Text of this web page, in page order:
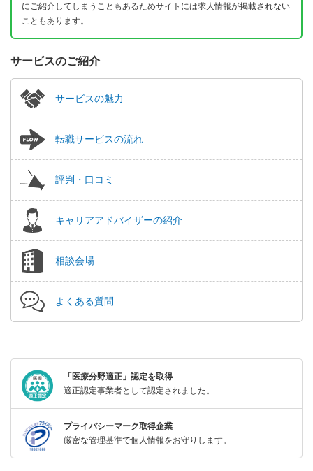
にご紹介してしまうこともあるためサイトには求人情報が掲載されない
こともあります。
サービスのご紹介
サービスの魅力
転職サービスの流れ
評判・口コミ
キャリアアドバイザーの紹介
相談会場
よくある質問
「医療分野適正」認定を取得
適正認定事業者として認定されました。
プライバシーマーク取得企業
厳密な管理基準で個人情報をお守りします。